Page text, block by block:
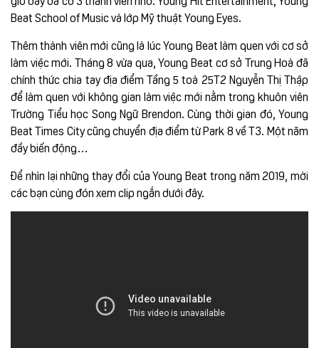
Beat School of Music và lớp Mỹ thuật Young Eyes.
Thêm thành viên mới cũng là lúc Young Beat làm quen với cơ sở
làm việc mới. Tháng 8 vừa qua, Young Beat cơ sở Trung Hoà đã
chính thức chia tay địa điểm Tầng 5 toà 25T2 Nguyễn Thị Thập
để làm quen với không gian làm việc mới nằm trong khuôn viên
Trường Tiểu học Song Ngữ Brendon. Cùng thời gian đó, Young
Beat Times City cũng chuyển địa điểm từ Park 8 về T3. Một năm
đầy biến động…
Để nhìn lại những thay đổi của Young Beat trong năm 2019, mời
các bạn cùng đón xem clip ngắn dưới đây.